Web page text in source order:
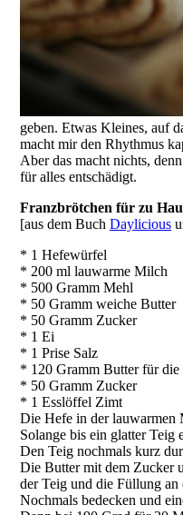
geben. Etwas Kleines, auf
macht mir den Rhythmus
Aber das macht nichts,
für alles entschädigt.
Franzbrötchen für zu
[aus dem Buch Daylicious
* 1 Hefewürfel
* 200 ml lauwarme Milch
* 500 Gramm Mehl
* 50 Gramm weiche Butter
* 50 Gramm Zucker
* 1 Ei
* 1 Prise Salz
* 120 Gramm Butter für
* 50 Gramm Zucker
* 1 Esslöffel Zimt
Die Hefe in der lauwarmen
Solange bis ein glatter Teig
Den Teig nochmals kurz
Die Butter mit dem Zucker
der Teig und die Füllung an
Nochmals bedecken und